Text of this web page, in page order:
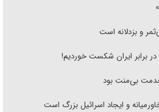
و بزدلانه است
برابر ایران شکست خوردیم!
بی‌منت بود
و ایجاد اسرائیل بزرگ است